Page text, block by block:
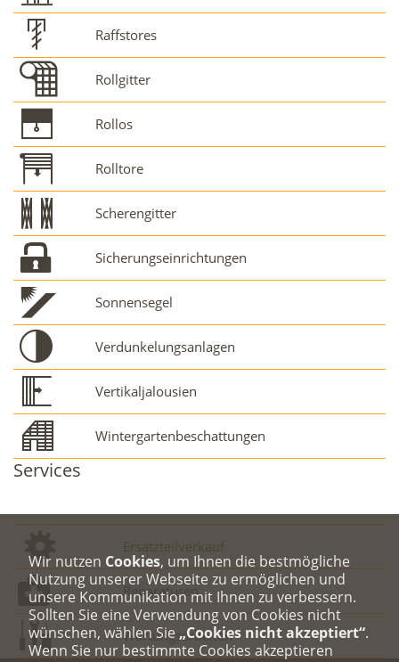
Raffstores
Rollgitter
Rollos
Rolltore
Scherengitter
Sicherungseinrichtungen
Sonnensegel
Verdunkelungsanlagen
Vertikaljalousien
Wintergartenbeschattungen
Services
Reparaturen
Wartungsarbeiten
Wir nutzen Cookies, um Ihnen die bestmögliche
Nutzung unserer Webseite zu ermöglichen und
unsere Kommunikation mit Ihnen zu verbessern.
Sollten Sie eine Verwendung von Cookies nicht
wünschen, wählen Sie „Cookies nicht akzeptiert“.
Wenn Sie nur bestimmte Cookies akzeptieren